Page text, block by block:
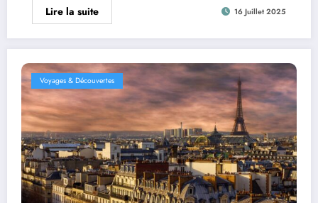
Lire la suite 16 Juillet 2025
Voyages & Découvertes